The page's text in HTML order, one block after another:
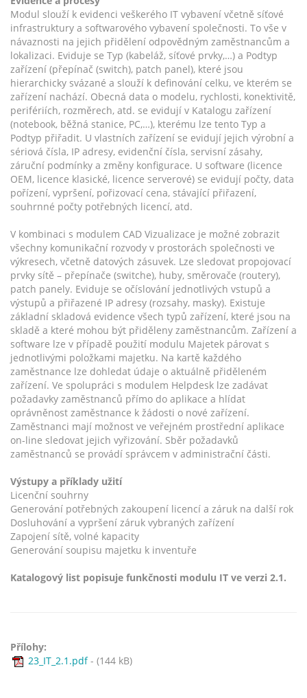
Modul slouží k evidenci veškerého IT vybavení včetně síťové
infrastruktury a softwarového vybavení společnosti. To vše v
návaznosti na jejich přidělení odpovědným zaměstnancům a
lokalizaci. Eviduje se Typ (kabeláž, síťové prvky,…) a Podtyp
zařízení (přepínač (switch), patch panel), které jsou
hierarchicky svázané a slouží k definování celku, ve kterém se
zařízení nachází. Obecná data o modelu, rychlosti, konektivitě,
perifériích, rozměrech, atd. se evidují v Katalogu zařízení
(notebook, běžná stanice, PC,…), kterému lze tento Typ a
Podtyp přiřadit. U vlastních zařízení se evidují jejich výrobní a
sériová čísla, IP adresy, evidenční čísla, servisní zásahy,
záruční podmínky a změny konfigurace. U software (licence
OEM, licence klasické, licence serverové) se evidují počty, data
pořízení, vypršení, pořizovací cena, stávající přiřazení,
souhrnné počty potřebných licencí, atd.
V kombinaci s modulem CAD Vizualizace je možné zobrazit
všechny komunikační rozvody v prostorách společnosti ve
výkresech, včetně datových zásuvek. Lze sledovat propojovací
prvky sítě – přepínače (switche), huby, směrovače (routery),
patch panely. Eviduje se očíslování jednotlivých vstupů a
výstupů a přiřazené IP adresy (rozsahy, masky). Existuje
základní skladová evidence všech typů zařízení, které jsou na
skladě a které mohou být přiděleny zaměstnancům. Zařízení a
software lze v případě použití modulu Majetek párovat s
jednotlivými položkami majetku. Na kartě každého
zaměstnance lze dohledat údaje o aktuálně přiděleném
zařízení. Ve spolupráci s modulem Helpdesk lze zadávat
požadavky zaměstnanců přímo do aplikace a hlídat
oprávněnost zaměstnance k žádosti o nové zařízení.
Zaměstnanci mají možnost ve veřejném prostřední aplikace
on-line sledovat jejich vyřizování. Sběr požadavků
zaměstnanců se provádí správcem v administrační části.
Výstupy a příklady užití
Licenční souhrny
Generování potřebných zakoupení licencí a záruk na další rok
Dosluhování a vypršení záruk vybraných zařízení
Zapojení sítě, volné kapacity
Generování soupisu majetku k inventuře
Katalogový list popisuje funkčnosti modulu IT ve verzi 2.1.
Přílohy:
23_IT_2.1.pdf- (144 kB)